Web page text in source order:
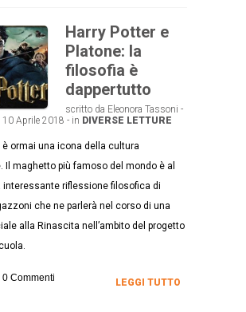
Harry Potter e
Platone: la
filosofia è
dappertutto
scritto da Eleonora Tassoni -
Aprile 2018 - in DIVERSE LETTURE
è ormai una icona della cultura
Il maghetto più famoso del mondo è al
interessante riflessione filosofica di
che ne parlerà nel corso di una
alla Rinascita nell’ambito del progetto
0 Commenti LEGGI TUTTO